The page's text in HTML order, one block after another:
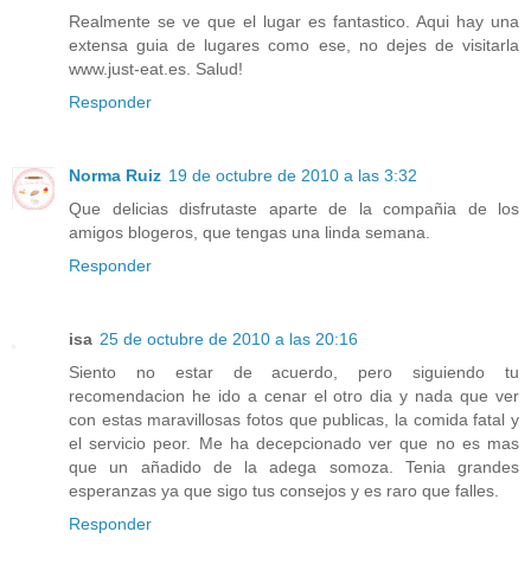
Realmente se ve que el lugar es fantastico. Aqui hay una
extensa guia de lugares como ese, no dejes de visitarla
www.just-eat.es. Salud!
Responder
Norma Ruiz 19 de octubre de 2010 a las 3:32
Que delicias disfrutaste aparte de la compañia de los
amigos blogeros, que tengas una linda semana.
Responder
isa 25 de octubre de 2010 a las 20:16
Siento no estar de acuerdo, pero siguiendo tu
recomendacion he ido a cenar el otro dia y nada que ver
con estas maravillosas fotos que publicas, la comida fatal y
el servicio peor. Me ha decepcionado ver que no es mas
que un añadido de la adega somoza. Tenia grandes
esperanzas ya que sigo tus consejos y es raro que falles.
Responder